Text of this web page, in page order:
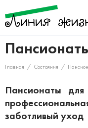
О нас
Кто мы
Наша команда
Наши пансионаты
Услуги
+8 (495)
Главная / Состояния /
Пансионаты
заботливый уход